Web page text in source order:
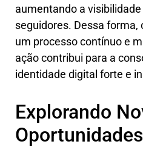
aumentando a
seguidores. Dessa
um processo contínuo e
ação contribui para a
identidade digital forte e
Explorando